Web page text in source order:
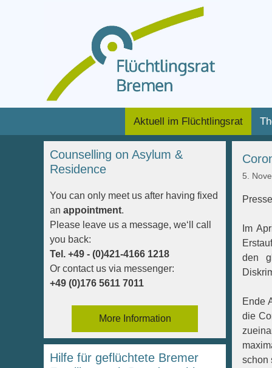
Inhalt
Aktuell im Flüchtlingsrat
5.
Im
den
Ende
die
schon
Counselling on Asylum &
Residence
You can only meet us after having fixed
an appointment.
Please leave us a message, we‘ll call
you back:
Tel. +49 - (0)421-4166 1218
Or contact us via messenger:
+49 (0)176 5611 7011
More Information
Hilfe für geflüchtete Bremer